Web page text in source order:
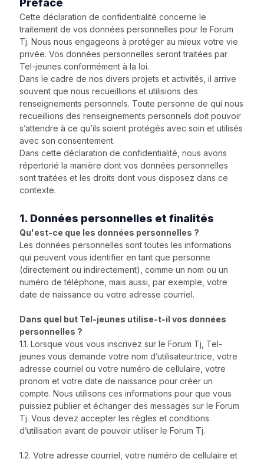
Préface
Cette déclaration de confidentialité concerne le
traitement de vos données personnelles pour le Forum
Tj. Nous nous engageons à protéger au mieux votre vie
privée. Vos données personnelles seront traitées par
Tel-jeunes conformément à la loi.
Dans le cadre de nos divers projets et activités, il arrive
souvent que nous recueillions et utilisions des
renseignements personnels. Toute personne de qui nous
recueillions des renseignements personnels doit pouvoir
s’attendre à ce qu’ils soient protégés avec soin et utilisés
avec son consentement.
Dans cette déclaration de confidentialité, nous avons
répertorié la manière dont vos données personnelles
sont traitées et les droits dont vous disposez dans ce
contexte.
1. Données personnelles et finalités
Qu'est-ce que les données personnelles ?
Les données personnelles sont toutes les informations
qui peuvent vous identifier en tant que personne
(directement ou indirectement), comme un nom ou un
numéro de téléphone, mais aussi, par exemple, votre
date de naissance ou votre adresse courriel.
Dans quel but Tel-jeunes utilise-t-il vos données
personnelles ?
1.1. Lorsque vous vous inscrivez sur le Forum Tj, Tel-
jeunes vous demande votre nom d’utilisateur.trice, votre
adresse courriel ou votre numéro de cellulaire, votre
pronom et votre date de naissance pour créer un
compte. Nous utilisons ces informations pour que vous
puissiez publier et échanger des messages sur le Forum
Tj. Vous devez accepter les règles et conditions
d’utilisation avant de pouvoir utiliser le Forum Tj.
1.2. Votre adresse courriel, votre numéro de cellulaire et